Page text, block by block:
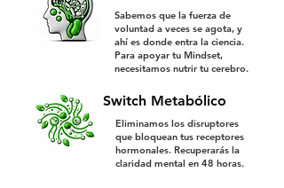
Sabemos que la fuerza de
voluntad a veces se agota, y
ahí es donde entra la ciencia.
Para apoyar tu Mindset,
necesitamos nutrir tu cerebro.
Switch Metabólico
Eliminamos los disruptores
que bloquean tus receptores
hormonales. Recuperarás la
claridad mental en 48 horas.